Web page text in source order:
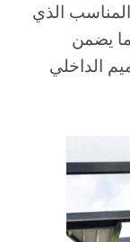
الذي
يضمن
الداخلي